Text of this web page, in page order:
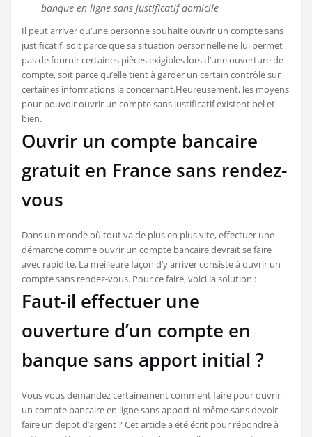
banque en ligne sans justificatif domicile
Il peut arriver qu’une personne souhaite ouvrir un compte sans
justificatif, soit parce que sa situation personnelle ne lui permet
pas de fournir certaines pièces exigibles lors d’une ouverture de
compte, soit parce qu’elle tient à garder un certain contrôle sur
certaines informations la concernant.Heureusement, les moyens
pour pouvoir ouvrir un compte sans justificatif existent bel et
bien.
Ouvrir un compte bancaire
gratuit en France sans rendez-
vous
Dans un monde où tout va de plus en plus vite, effectuer une
démarche comme ouvrir un compte bancaire devrait se faire
avec rapidité. La meilleure façon d’y arriver consiste à ouvrir un
compte sans rendez-vous. Pour ce faire, voici la solution :
Faut-il effectuer une
ouverture d’un compte en
banque sans apport initial ?
Vous vous demandez certainement comment faire pour ouvrir
un compte bancaire en ligne sans apport ni même sans devoir
faire un depot d’argent ? Cet article a été écrit pour répondre à